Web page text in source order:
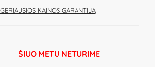
GERIAUSIOS KAINOS GARANTIJA
ŠIUO METU NETURIME